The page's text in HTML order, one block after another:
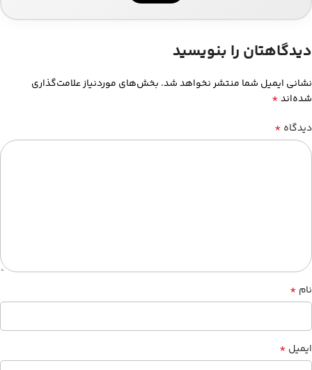
دیدگاهتان را بنویسید
نشانی ایمیل شما منتشر نخواهد شد. بخش‌های موردنیاز علامت‌گذاری
شده‌اند*
دیدگاه *
نام *
ایمیل *